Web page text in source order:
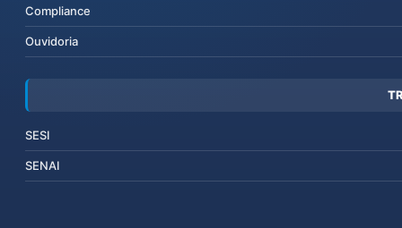
Compliance
Ouvidoria
SESI
SENAI